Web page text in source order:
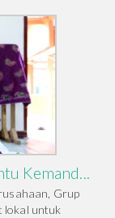
Kemand...
Grup
lokal untuk